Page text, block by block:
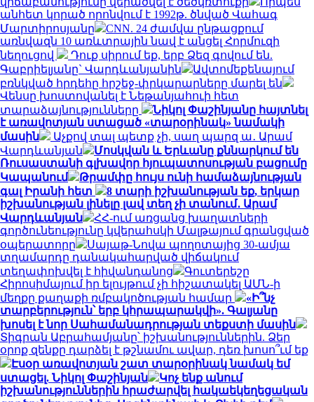
անհետ կորած որոնվում է 1992թ. ծնված Վահագ
Մարտիրոսյանը
CNN. 24 ժամվա ընթացքում
առնվազն 10 առևտրային նավ է անցել Հորմուզի
նեղուցով
Դուք սիրում եք, երբ Ձեզ գովում են.
Գաբրիելյանը` Վարդևանյանին
Ավտոմեքենայում
բռնկված հրդեհը հրշեջ-փրկարարները մարել են
Վենսը խոստովանել է Նեթանյահուի հետ
տարաձայնությունները
Նիկոլ Փաշինյանը հայտնել
է առավոտյան ստացած «տարօրինակ» նամակի
մասին
Աչքով տալ պետք չի, սաղ պարզ ա․ Արամ
Վարդևանյան
Մոսկվան և Երևանը քննարկում են
Ռուսաստանի գլխավոր հյուպատոսության բացումը
Կապանում
Թրամփը հույս ունի համաձայնության
գալ Իրանի հետ
8 տարի իշխանության եք, երկար
իշխանության լինելը լավ տեղ չի տանում․ Արամ
Վարդևանյան
ՀՀ-ում առցանց խաղատների
գործունեությունը կվերահսկի Մալթայում գրանցված
օպերատորը
Սայաթ-Նովա պողոտայից 30-ամյա
տղամարդը դանակահարված վիճակում
տեղափոխվել է հիվանդանոց
Գուտերեշը
Հիրոսիմայում իր ելույթում չի հիշատակել ԱՄՆ-ի
մեղքը քաղաքի ռմբակոծության համար
«Ի՞նչ
տարբերություն՝ երբ կհրապարակվի». Գալյանը
խոսել է նոր Սահամանադրության տեքստի մասին
Տիգրան Աբրահամյանը՝ իշխանություններին. Ձեր
օրոք զենքը դարձել է թշնամու ավար, դեռ խոսո՞ւմ եք
Էսօր առավոտյան շատ տարօրինակ նամակ եմ
ստացել. Նիկոլ Փաշինյան
Կոչ ենք անում
իշխանություններին հրաժարվել հակաեկեղեցական